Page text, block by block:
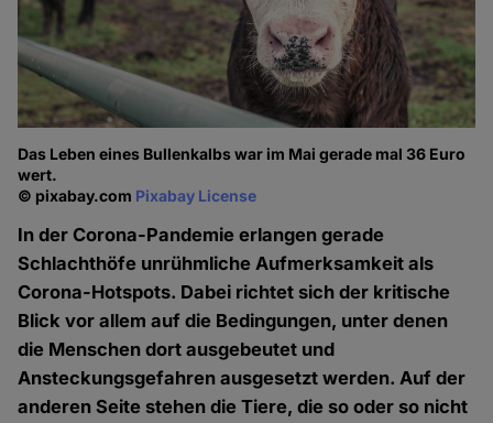
Das Leben eines Bullenkalbs war im Mai gerade mal 36 Euro
wert.
© pixabay.com Pixabay License
In der Corona-Pandemie erlangen gerade
Schlachthöfe unrühmliche Aufmerksamkeit als
Corona-Hotspots. Dabei richtet sich der kritische
Blick vor allem auf die Bedingungen, unter denen
die Menschen dort ausgebeutet und
Ansteckungsgefahren ausgesetzt werden. Auf der
anderen Seite stehen die Tiere, die so oder so nicht